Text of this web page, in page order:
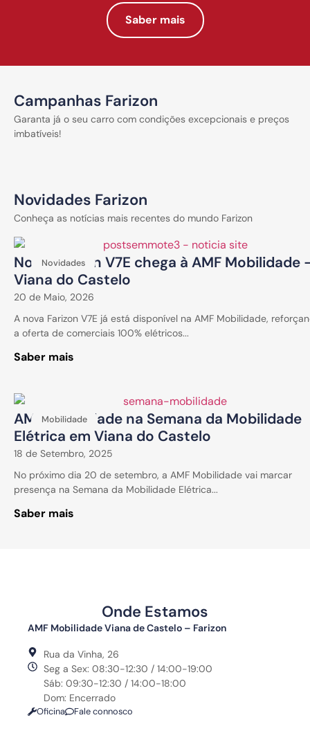
Saber mais
Campanhas Farizon
Garanta já o seu carro com condições excepcionais e preços
imbatíveis!
Novidades Farizon
Conheça as notícias mais recentes do mundo Farizon
Novidades
Nova Farizon V7E chega à AMF Mobilidade
Viana do Castelo
20 de Maio, 2026
A nova Farizon V7E já está disponível na AMF Mobilidade,
a oferta de comerciais 100% elétricos...
Saber mais
Mobilidade
AMF Mobilidade na Semana da Mobilidade
Elétrica em Viana do Castelo
18 de Setembro, 2025
No próximo dia 20 de setembro, a AMF Mobilidade vai marcar
presença na Semana da Mobilidade Elétrica...
Saber mais
Onde Estamos
AMF Mobilidade Viana de Castelo – Farizon
Rua da Vinha, 26
Seg a Sex: 08:30-12:30 / 14:00-19:00
Sáb: 09:30-12:30 / 14:00-18:00
Dom: Encerrado
Oficina Fale connosco